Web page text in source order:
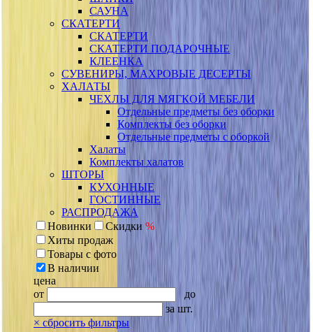
САУНА
СКАТЕРТИ
СКАТЕРТИ
СКАТЕРТИ ПОДАРОЧНЫЕ
КЛЕЕНКА
СУВЕНИРЫ, МАХРОВЫЕ ДЕСЕРТЫ
ХАЛАТЫ
ЧЕХЛЫ ДЛЯ МЯГКОЙ МЕБЕЛИ
Отдельные предметы без оборки
Комплекты без оборки
Отдельные предметы с оборкой
Халаты
Комплекты халатов
ШТОРЫ
КУХОННЫЕ
ГОСТИННЫЕ
РАСПРОДАЖА
Новинки
Скидки %
Хиты продаж
Товары с фото
В наличии
цена
от
до
за шт.
× сбросить фильтры